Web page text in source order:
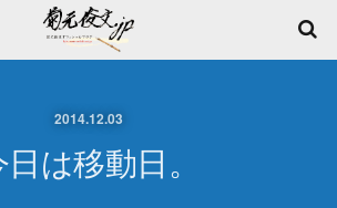
2014.12.03
は移動日。